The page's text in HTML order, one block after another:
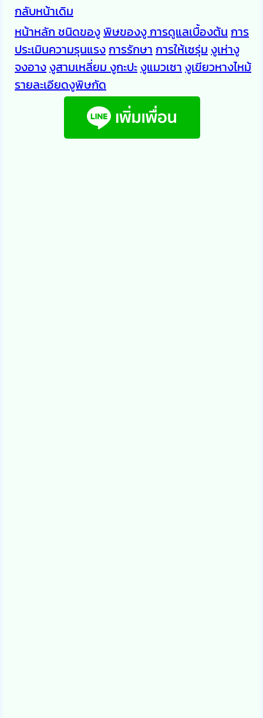
กลับหน้าเดิม
หน้าหลัก ชนิดของูพิษของงูการดูแลเบื้องต้น การ
ประเมินความรุนแรงการรักษา การให้เซรุ่ม งูเห่างู
จงอางงูสามเหลี่ยม งูกะปะงูแมวเซา งูเขียวหางไหม้
รายละเอียดงูพิษกัด